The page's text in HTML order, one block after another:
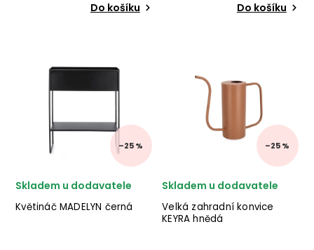
Do košíku
provedení černě
Do košíku
směsi skleněného vlákna a
jílu v šedé barvě. ✅ krásný
nábytek ✅ kvalitní
materiály...
–25 %
Květináč MADELYN černá
Skladem u dodavatele
–25 %
Velká zahradní konvice
KEYRA hnědá
Skladem u dodavatele